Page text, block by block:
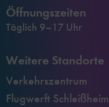
Öffnungszeiten
Täglich 9–17 Uhr
Weitere Standorte
Verkehrszentrum
Flugwerft Schleißheim